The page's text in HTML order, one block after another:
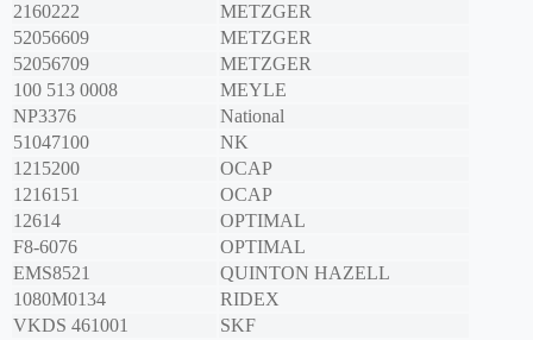
2160222
METZGER
52056609
METZGER
52056709
METZGER
100 513 0008
MEYLE
NP3376
National
51047100
NK
1215200
OCAP
1216151
OCAP
12614
OPTIMAL
F8-6076
OPTIMAL
EMS8521
QUINTON HAZELL
1080M0134
RIDEX
VKDS 461001
SKF